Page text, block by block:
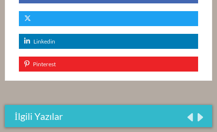
Linkedin
Pinterest
İlgili Yazılar